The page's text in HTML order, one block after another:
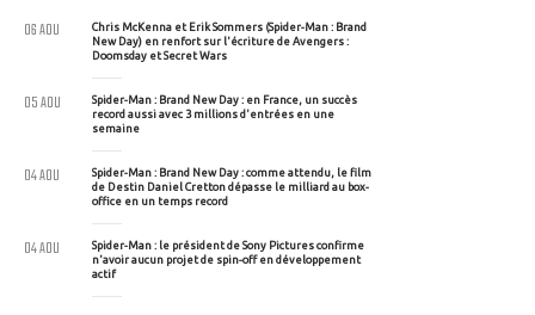
Chris McKenna et Erik Sommers (Spider-Man : Brand
New Day) en renfort sur l'écriture de Avengers :
Doomsday et Secret Wars
06 AOU
Spider-Man : Brand New Day : en France, un succès
record aussi avec 3 millions d'entrées en une
semaine
05 AOU
Spider-Man : Brand New Day : comme attendu, le film
de Destin Daniel Cretton dépasse le milliard au box-
office en un temps record
04 AOU
Spider-Man : le président de Sony Pictures confirme
n'avoir aucun projet de spin-off en développement
actif
04 AOU